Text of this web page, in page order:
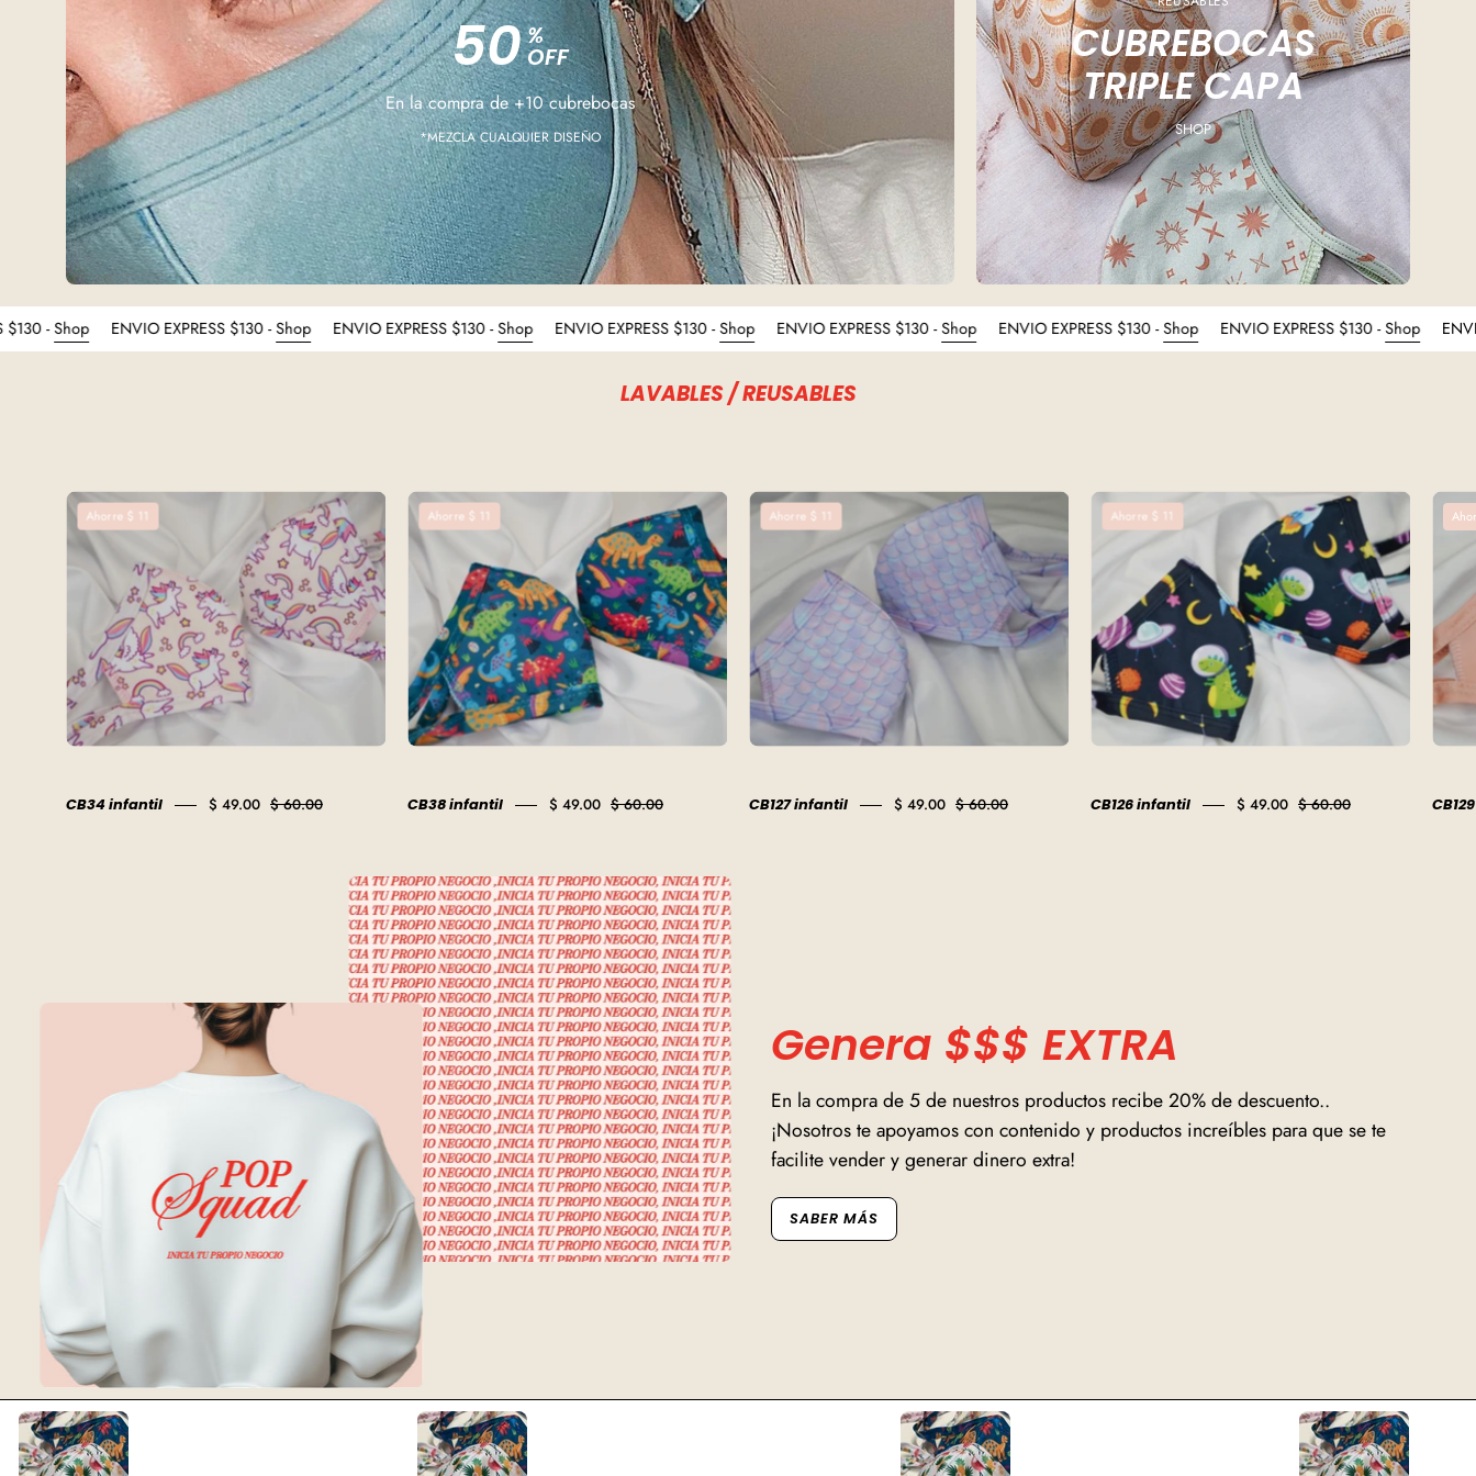
50%
OFF
En la compra de +10 cubrebocas
*MEZCLA CUALQUIER DISEÑO
CUBREBOCAS
TRIPLE CAPA
SHOP
EXPRESS $130 -Shop ENVIO EXPRESS $130 -Shop ENVIO EXPRESS $130 -Shop ENVIO EXPRESS $130 -Shop ENVIO EXPRESS $130 -Shop ENVIO EXPRESS $130 -Shop ENVIO EXPRESS $130 -
LAVABLES / REUSABLES
infantil
Ahorre $ 11
CB34 infantil $ 49.00 $ 60.00
infantil
Ahorre $ 11
CB38 infantil $ 49.00 $ 60.00
CB127
infantil
Ahorre $ 11
CB127 infantil $ 49.00 $ 60.00
CB126
infantil
Ahorre $ 11
CB126 infantil $ 49.00 $ 60.00
Genera $$$ EXTRA
En la compra de 5 de nuestros productos recibe 20% de descuento..
¡Nosotros te apoyamos con contenido y productos increíbles para que se te
facilite vender y generar dinero extra!
SABER MÁS